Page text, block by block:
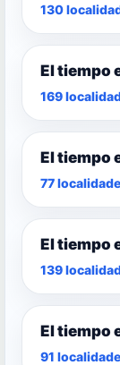
130
El tiempo
169
El tiempo
77
El tiempo
139
El tiempo
91